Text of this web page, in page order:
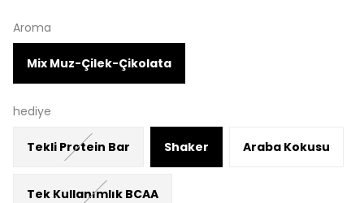
Aroma
Mix Muz-Çilek-Çikolata
hediye
Tekli Protein Bar Shaker Araba Kokusu
Tek Kullanımlık BCAA